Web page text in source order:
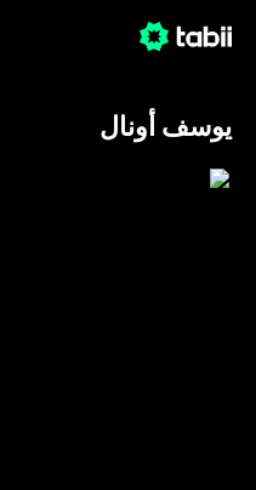
يوسف أونال